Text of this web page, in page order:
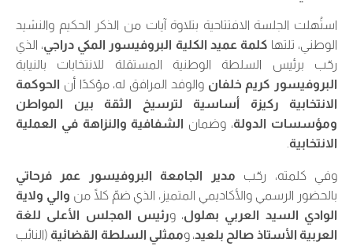
استُهلت الجلسة الافتتاحية بتلاوة آيات من الذكر الحكيم والنشيد
الوطني، تلتها كلمة عميد الكلية البروفيسور المكي دراجي، الذي
رحّب برئيس السلطة الوطنية المستقلة للانتخابات بالنيابة
البروفيسور كريم خلفانوالوفد المرافق له، مؤكدًا أن الحوكمة
الانتخابية ركيزة أساسية لترسيخ الثقة بين المواطن
ومؤسسات الدولة، وضمان الشفافية والنزاهة في العملية
الانتخابية.
وفي كلمته، رحّب
مدير الجامعة البروفيسور عمر فرحاتي
بالحضور الرسمي والأكاديمي المتميز، الذي ضمّ كلًا من والي ولاية
الوادي السيد العربي بهلول، ورئيس المجلس الأعلى للغة
العربية الأستاذ صالح بلعيد، وممثلي السلطة القضائية(النائب